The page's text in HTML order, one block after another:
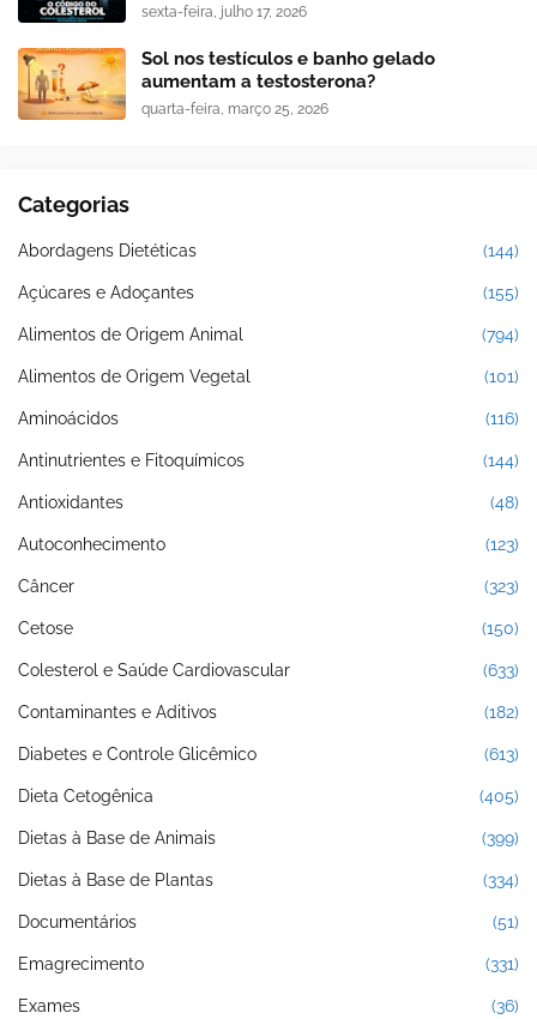
sexta-feira, julho 17, 2026
Sol nos testículos e banho gelado
aumentam a testosterona?
quarta-feira, março 25, 2026
Categorias
Abordagens Dietéticas (144)
Açúcares e Adoçantes (155)
Alimentos de Origem Animal (794)
Alimentos de Origem Vegetal (101)
Aminoácidos (116)
Antinutrientes e Fitoquímicos (144)
Antioxidantes (48)
Autoconhecimento (123)
Câncer (323)
Cetose (150)
Colesterol e Saúde Cardiovascular (633)
Contaminantes e Aditivos (182)
Diabetes e Controle Glicêmico (613)
Dieta Cetogênica (405)
Dietas à Base de Animais (399)
Dietas à Base de Plantas (334)
Documentários (51)
Emagrecimento (331)
Exames (36)